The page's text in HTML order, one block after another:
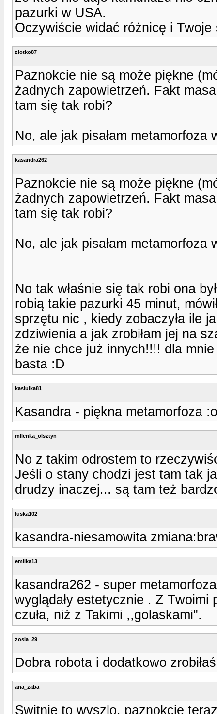
pazurki w USA.
Oczywiście widać różnicę i Twoje
zlotko87
Paznokcie nie są może piękne
żadnych zapowietrzeń. Fakt
tam się tak robi?
No, ale jak pisałam metamorfoza
kasandra262
Paznokcie nie są może piękne
żadnych zapowietrzeń. Fakt
tam się tak robi?
No, ale jak pisałam metamorfoza
No tak właśnie się tak robi ona
robią takie pazurki 45 minut,
sprzętu nic , kiedy zobaczyła ile
zdziwienia a jak zrobiłam jej na
że nie chce już innych!!!! dla
basta :D
kasiulka81
Kasandra - piękna metamorfoza
milenka_olsztyn
No z takim odrostem to
Jeśli o stany chodzi jest tam tak
drudzy inaczej... są tam też
luska102
kasandra-niesamowita
emilka13
kasandra262 - super
wyglądały estetycznie . Z
czuła, niż z Takimi ,,golaskami".
zosia_29
Dobra robota i dodatkowo
ana_zaba
Switnie to wyszlo, paznokcie